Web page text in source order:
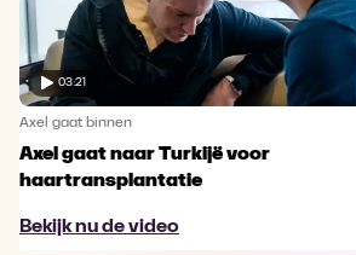
03:21
Axel gaat binnen
Axel gaat naar Turkijë voor
haartransplantatie
Bekijk nu de video